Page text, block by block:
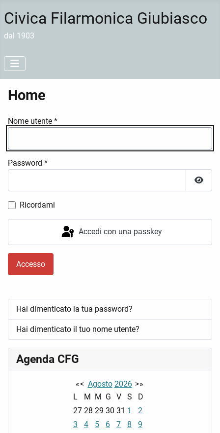
Civica Filarmonica Giubiasco
dal 1903
Home
Nome utente *
Password *
Ricordami
Accedi con una passkey
Accesso
Hai dimenticato la tua password?
Hai dimenticato il tuo nome utente?
Agenda CFG
«< Agosto 2026 >»
L
M M G V S
D
27 28 29 30 31 1
2
3
4 5 6 7 8
9